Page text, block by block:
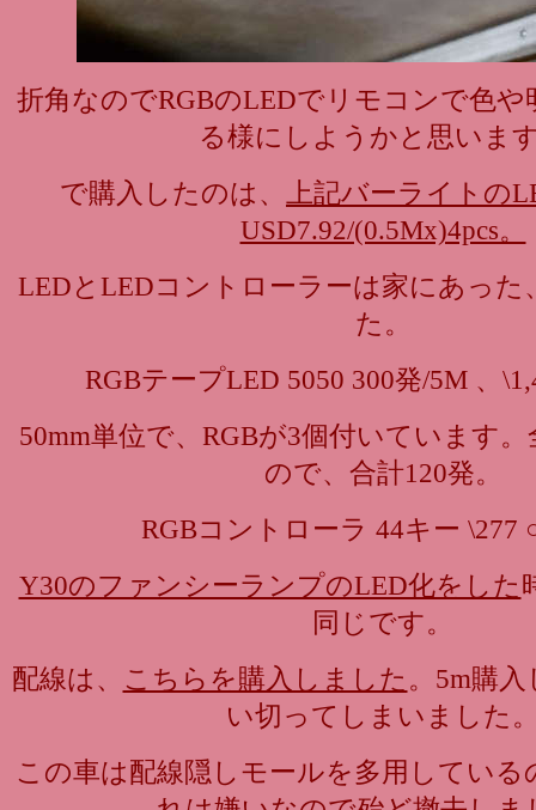
折角なのでRGBのLEDでリモコンで色や
る様にしようかと思いま
で購入したのは、
上記バーライトの
USD7.92/(0.5Mx)4pcs。
LEDとLEDコントローラーは家にあった
た。
RGBテープLED 5050 300発/5M 、
50mm単位で、RGBが3個付いています。
ので、合計120発。
RGBコントローラ 44キー \277
Y30のファンシーランプのLED化をした
同じです。
配線は、 こちらを購入しました 。5m購
い切ってしまいました
この車は配線隠しモールを多用している